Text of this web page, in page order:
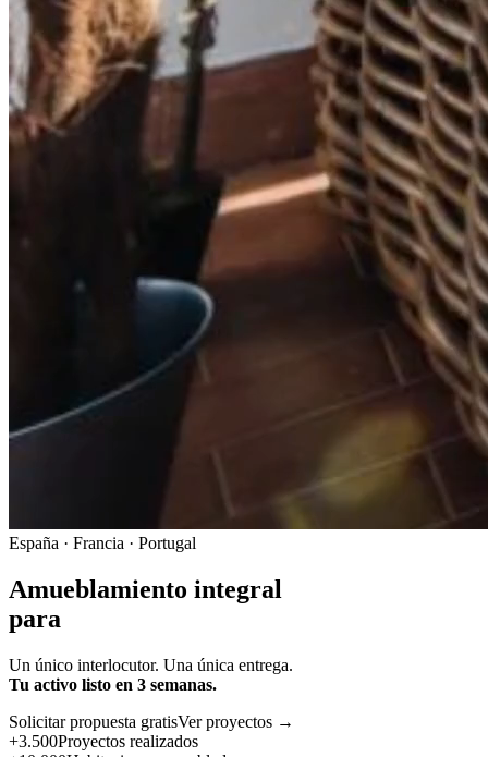
España · Francia · Portugal
Amueblamiento integral
para
Un único interlocutor. Una única entrega.
Tu activo listo en 3 semanas.
Solicitar propuesta gratisVer proyectos →
+3.500Proyectos realizados